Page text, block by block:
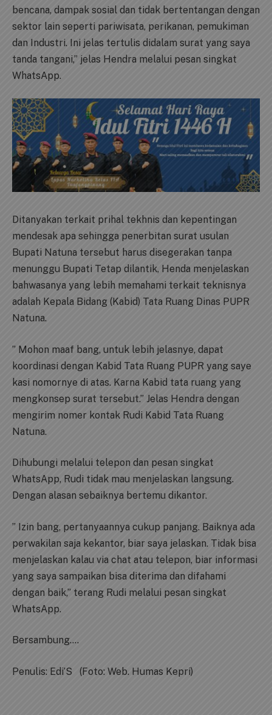
bencana, dampak sosial dan tidak bertentangan dengan
sektor lain seperti pariwisata, perikanan, pemukiman
dan Industri. Ini jelas tertulis didalam surat yang saya
tanda tangani,” jelas Hendra melalui pesan singkat
WhatsApp.
Ditanyakan terkait prihal tekhnis dan kepentingan
mendesak apa sehingga penerbitan surat usulan
Bupati Natuna tersebut harus disegerakan tanpa
menunggu Bupati Tetap dilantik, Henda menjelaskan
bahwasanya yang lebih memahami terkait teknisnya
adalah Kepala Bidang (Kabid) Tata Ruang Dinas PUPR
Natuna.
” Mohon maaf bang, untuk lebih jelasnye, dapat
koordinasi dengan Kabid Tata Ruang PUPR yang saye
kasi nomornye di atas. Karna Kabid tata ruang yang
mengkonsep surat tersebut.” Jelas Hendra dengan
mengirim nomer kontak Rudi Kabid Tata Ruang
Natuna.
Dihubungi melalui telepon dan pesan singkat
WhatsApp, Rudi tidak mau menjelaskan langsung.
Dengan alasan sebaiknya bertemu dikantor.
” Izin bang, pertanyaannya cukup panjang. Baiknya ada
perwakilan saja kekantor, biar saya jelaskan. Tidak bisa
menjelaskan kalau via chat atau telepon, biar informasi
yang saya sampaikan bisa diterima dan difahami
dengan baik,” terang Rudi melalui pesan singkat
WhatsApp.
Bersambung….
Penulis: Edi’S (Foto: Web. Humas Kepri)